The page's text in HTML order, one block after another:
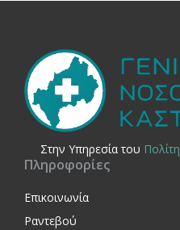
Στην Yπηρεσία του Πολίτη
Πληροφορίες
Επικοινωνία
Ραντεβού